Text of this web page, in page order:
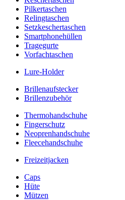
Pilkertaschen
Relingtaschen
Setzkeschertaschen
Smartphonehüllen
Tragegurte
Vorfachtaschen
Lure-Holder
Brillenaufstecker
Brillenzubehör
Thermohandschuhe
Fingerschutz
Neoprenhandschuhe
Fleecehandschuhe
Freizeitjacken
Caps
Hüte
Mützen